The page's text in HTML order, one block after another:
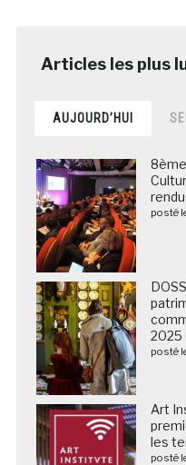
AUJOURD’HUI
posté
2025
posté
Art
les
posté